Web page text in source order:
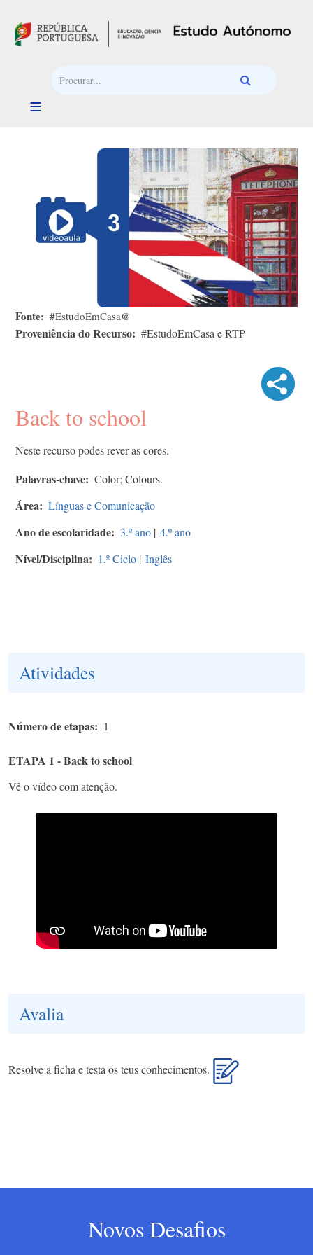
Fonte #EstudoEmCasa@
Proveniência do Recurso #EstudoEmCasa e RTP
Back to school
Neste recurso podes rever as cores.
Palavras-chave Color; Colours.
Área Línguas e Comunicação
Ano de escolaridade 3.º ano | 4.º ano
Nível/Disciplina 1.º Ciclo | Inglês
Atividades
Número de etapas 1
ETAPA 1 - Back to school
Vê o vídeo com atenção.
Avalia
Resolve a ficha e testa os teus conhecimentos.
Novos Desafios